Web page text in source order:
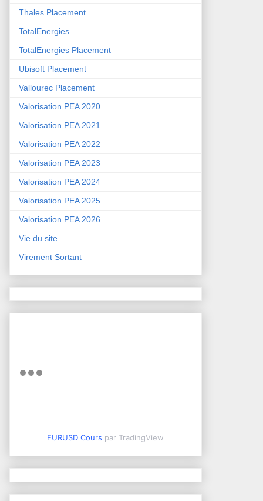
Thales Placement
TotalEnergies
TotalEnergies Placement
Ubisoft Placement
Vallourec Placement
Valorisation PEA 2020
Valorisation PEA 2021
Valorisation PEA 2022
Valorisation PEA 2023
Valorisation PEA 2024
Valorisation PEA 2025
Valorisation PEA 2026
Vie du site
Virement Sortant
EURUSD Cours par TradingView